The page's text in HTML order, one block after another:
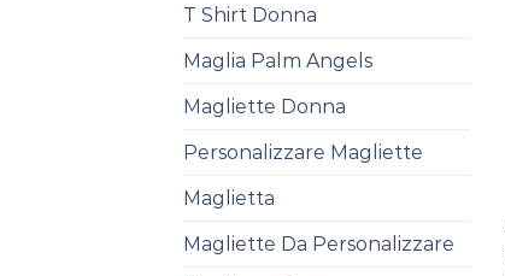
T Shirt Donna
Maglia Palm Angels
Magliette Donna
Personalizzare Magliette
Maglietta
Magliette Da Personalizzare